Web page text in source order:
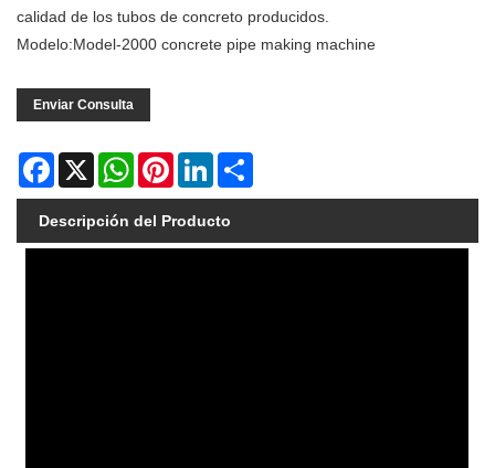
calidad de los tubos de concreto producidos.
Modelo:Model-2000 concrete pipe making machine
Enviar Consulta
Facebook
X WhatsAppPinterestLinkedIn
Descripción del Producto